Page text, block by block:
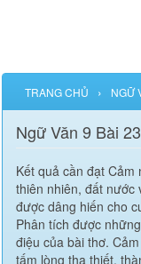
TRANG CHỦ › NGỮ
Ngữ Văn 9 Bài 23
Kết quả cần đạt
thiên nhiên, đất nước
được dâng hiến cho
Phân tích được
điệu của bài thơ.
tấm lòng tha thiết,